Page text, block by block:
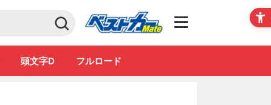
Club
頭文字D フルロード